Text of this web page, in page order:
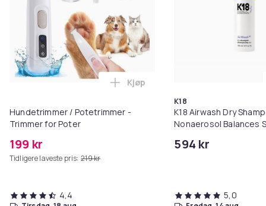
Hundetrimmer / Potetrimmer -
Trimmer for Poter
199 kr
Tidligere laveste pris: 219 kr
Legg Hundetrimmer /
Kjøp
4,4
K18
K18 Airwash Dry
Nonaerosol Balances
594 kr
5,0